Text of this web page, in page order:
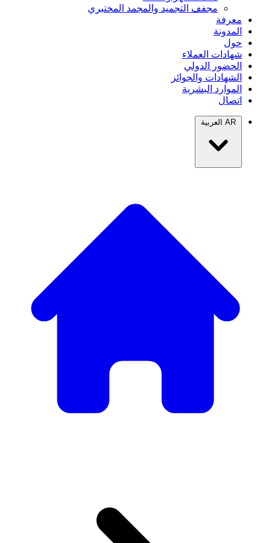
مجفف التجميد والمجمد المختبري
معرفة
المدونة
حول
شهادات العملاء
الحضور الدولي
الشهادات والجوائز
الموارد البشرية
اتصال
AR العربية